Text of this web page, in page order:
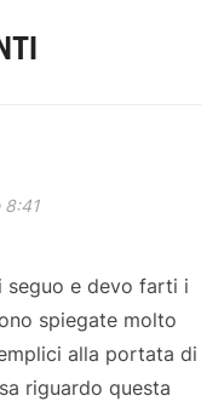
8:41
seguo e devo farti i
spiegate molto
alla portata di
riguardo questa